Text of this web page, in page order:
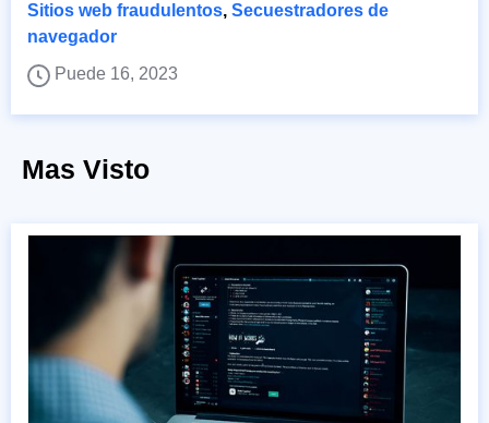
Sitios web fraudulentos, Secuestradores de
navegador
Puede 16, 2023
Mas Visto